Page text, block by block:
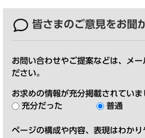
皆さまのご意見をお聞
お問い合わせやご提案などは、メ
ださい。
お求めの情報が充分掲載されていま
充分だった
普通
ページの構成や内容、表現はわかり